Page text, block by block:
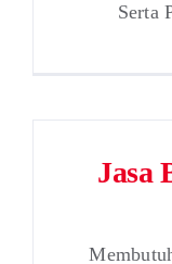
Serta
Jasa